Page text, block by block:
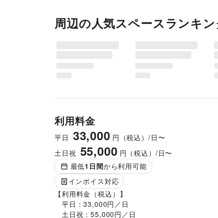
周辺の人気スペースランキ
利用料金
平日 33,000 円（税込）/日〜
土日祝 55,000 円（税込）/日〜
最低1 日間から利用可能
インボイス対応
【利用料金（税込）】
平日：33,000円／日
土日祝：55,000円／日